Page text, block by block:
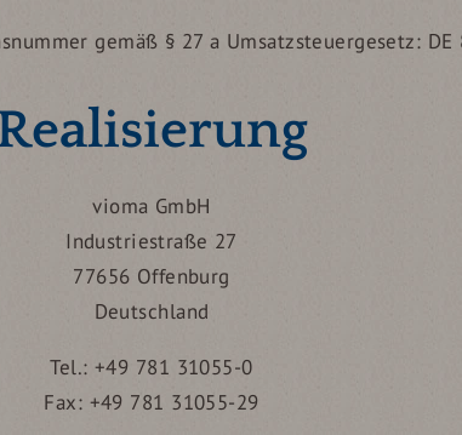
gemäß § 27 a Umsatzsteuergesetz: DE
vioma GmbH
Industriestraße 27
77656 Offenburg
Deutschland
Tel.: +49 781 31055-0
Fax: +49 781 31055-29